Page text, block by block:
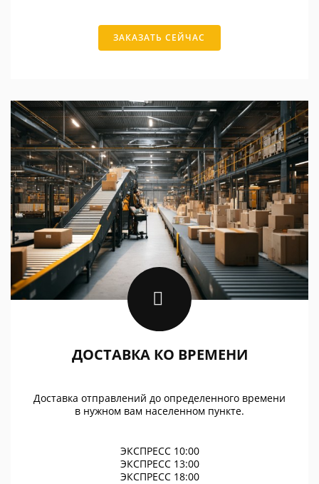
ЗАКАЗАТЬ СЕЙЧАС
ДОСТАВКА КО ВРЕМЕНИ
Доставка отправлений до определенного времени
в нужном вам населенном пункте.
ЭКСПРЕСС 10:00
ЭКСПРЕСС 13:00
ЭКСПРЕСС 18:00